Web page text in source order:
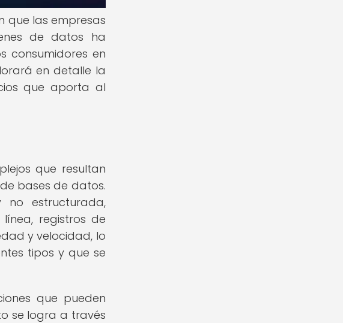
que las empresas
de datos ha
consumidores en
en detalle la
que aporta al
que resultan
bases de datos.
no estructurada,
registros de
y velocidad, lo
tipos y que se
que pueden
se logra a través